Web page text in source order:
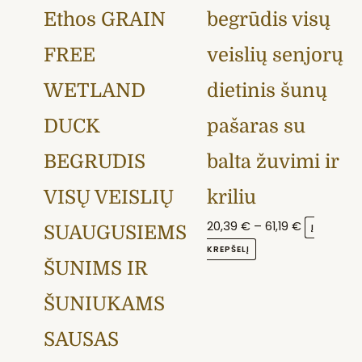
Ethos GRAIN
FREE
WETLAND
DUCK
BEGRŪDIS
VISŲ VEISLIŲ
SUAUGUSIEMS
ŠUNIMS IR
ŠUNIUKAMS
SAUSAS
begrūdis visų
veislių senjorų
dietinis šunų
pašaras su
balta žuvimi ir
kriliu
20,39 € – 61,19 €
Į
KREPŠELĮ
on
the
product
page